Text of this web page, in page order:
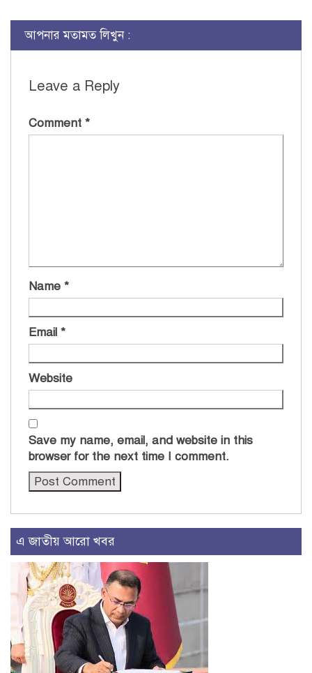
আপনার মতামত লিখুন :
Leave a Reply
Comment *
Name *
Email *
Website
Save my name, email, and website in this
browser for the next time I comment.
এ জাতীয় আরো খবর